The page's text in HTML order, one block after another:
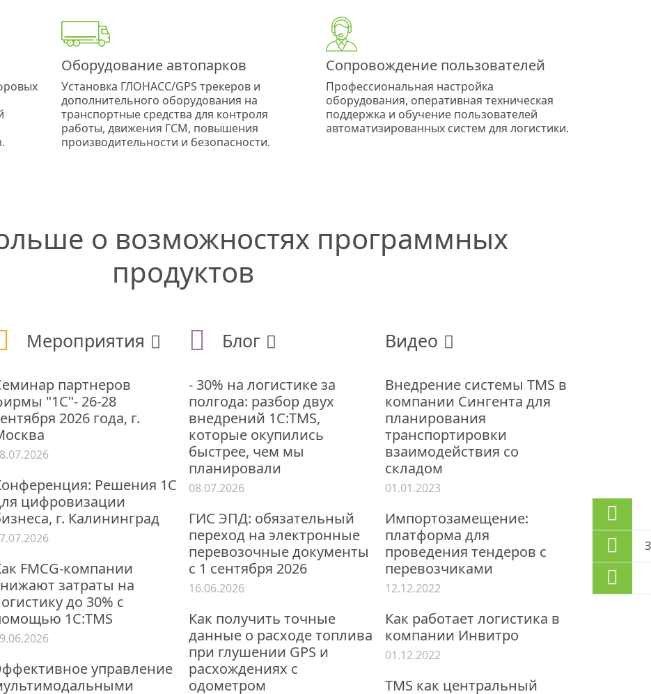
Оборудование автопарков
Установка ГЛОНАСС/GPS трекеров и
дополнительного оборудования на
транспортные средства для контроля
работы, движения ГСМ, повышения
производительности и безопасности.
Сопровождение пользователей
Профессиональная настройка
оборудования, оперативная техническая
поддержка и обучение пользователей
автоматизированных систем для логистики.
о возможностях программных
продуктов
Мероприятия
партнеров
"1С"- 26-28
2026 года, г.
Решения 1С
цифровизации
г. Калининград
FMCG-компании
затраты на
до 30% с
1С:TMS
управление
Блог
- 30% на логистике за
полгода: разбор двух
внедрений 1С:TMS,
которые окупились
быстрее, чем мы
планировали
08.07.2026
ГИС ЭПД: обязательный
переход на электронные
перевозочные документы
с 1 сентября 2026
16.06.2026
Как получить точные
данные о расходе топлива
при глушении GPS и
расхождениях с
одометром
Видео
Внедрение системы TMS в
компании Сингента для
планирования
транспортировки
взаимодействия со
складом
01.01.2023
Импортозамещение:
платформа для
проведения тендеров с
перевозчиками
12.12.2022
Как работает логистика в
компании Инвитро
01.12.2022
TMS как центральный